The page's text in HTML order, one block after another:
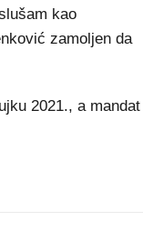
kao
zamoljen da
2021., a mandat